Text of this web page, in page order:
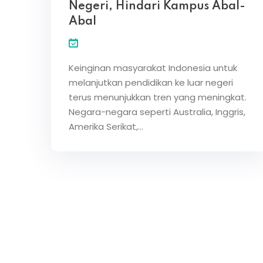
Negeri, Hindari Kampus Abal-
Abal
Keinginan masyarakat Indonesia untuk
melanjutkan pendidikan ke luar negeri
terus menunjukkan tren yang meningkat.
Negara-negara seperti Australia, Inggris,
Amerika Serikat,…